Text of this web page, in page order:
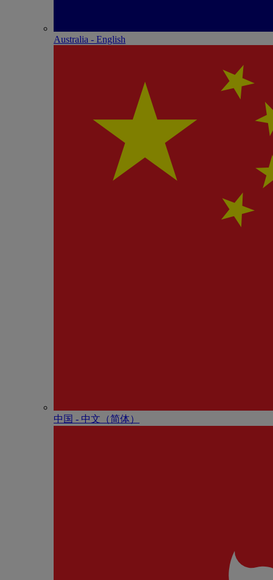
Australia - English
中国 - 中⽂（简体）